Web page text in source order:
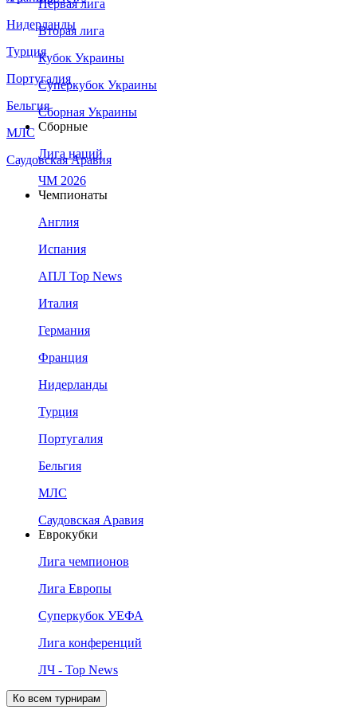
Нидерланды
Турция
Португалия
Бельгия
МЛС
Саудовская Аравия
Первая лига
Вторая лига
Кубок Украины
Суперкубок Украины
Сборная Украины
Сборные
Лига наций
ЧМ 2026
Чемпионаты
Англия
Испания
АПЛ Top News
Италия
Германия
Франция
Нидерланды
Турция
Португалия
Бельгия
МЛС
Саудовская Аравия
Еврокубки
Лига чемпионов
Лига Европы
Суперкубок УЕФА
Лига конференций
ЛЧ - Top News
Ко всем турнирам